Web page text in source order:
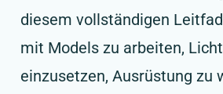
diesem vollständigen
mit Models zu arbeiten,
einzusetzen, Ausrüstung zu